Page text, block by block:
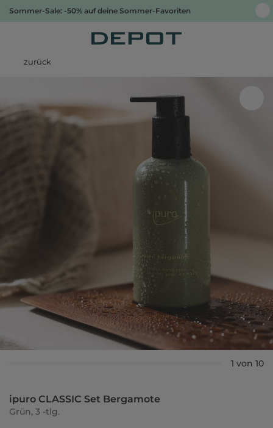
Sommer-Sale: -50% auf deine Sommer-Favoriten
zurück
1 von 10
ipuro CLASSIC Set Bergamote
Grün, 3 -tlg.